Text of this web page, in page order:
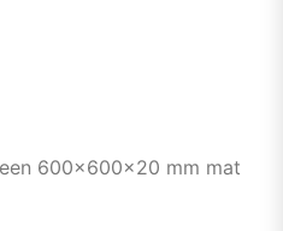
600x600x20 mm mat